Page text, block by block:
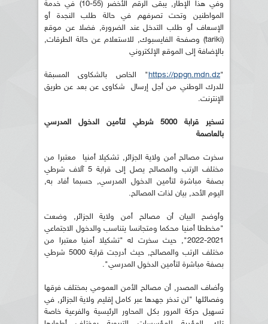
وفي هذا الإطار, يبقى الرقم الأخضر (55-10) في خدمة
المواطنين وتحت تصرفهم في حالة طلب النجدة أو
الإسعاف أو طلب التدخل عند الضرورة, فضلا عن موقع
(tariki) وصفحة الفايسبوك, للاستعلام عن حالة الطرقات,
بالإضافة إلى الموقع الإلكتروني
"
https://ppgn.mdn.dz" الخاص بالشكاوى المسبقة
للدرك الوطني من أجل إرسال شكاوى عن بعد عن طريق
الإنترنت.
تسخير قرابة 5000 شرطي لتأمين الدخول المدرسي
بالعاصمة
سخرت مصالح أمن ولاية الجزائر, تشكيلا أمنيا معتبرا من
مختلف الرتب والمصالح يصل إلى قرابة 5 آلاف شرطي
بصفة مباشرة لتأمين الدخول المدرسي, حسبما أفاد به,
اليوم الأحد, بيان لذات المصالح.
وأوضح البيان أن مصالح أمن ولاية الجزائر, وضعت
"مخططا أمنيا محكما ومتجانسا يتناسب والدخول الاجتماعي
2021-2022", حيث سخرت له "تشكيلا أمنيا معتبرا من
مختلف الرتب والمصالح, حيث أدرجت قرابة 5000 شرطي
بصفة مباشرة لتأمين الدخول المدرسي".
وأضاف المصدر, أن مصالح الأمن العمومي بمختلف فرقها
وفصائلها "لن تدخر جهدها عبر كامل إقليم ولاية الجزائر, في
تسهيل حركة المرور بكل المحاور الرئيسية والفرعية خاصة